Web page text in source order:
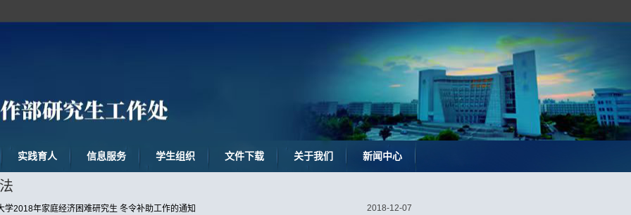
实践育人 信息服务 学生组织 文件下载 关于我们 新闻中心
学2018年家庭经济困难研究生 冬令补助工作的通知 2018-12-07